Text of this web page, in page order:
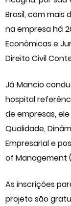
Brasil, com mais
na empresa há
Econômicas e
Direito Civil
Já Mancio
hospital
de empresas,
Qualidade,
Empresarial e
of Management
As inscrições
projeto são